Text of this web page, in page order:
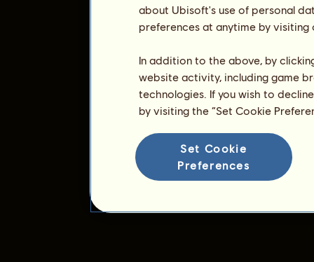
about Ubisoft's use of personal
preferences at anytime by
In addition to the above, by
website activity, including game
technologies. If you wish to
by visiting the “Set Cookie
Set Cookie
Preferences